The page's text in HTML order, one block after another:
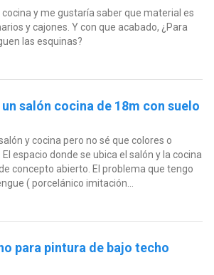
y me gustaría saber que material es
y cajones. Y con que acabado, ¿Para
las esquinas?
salón cocina de 18m con suelo
y cocina pero no sé que colores o
espacio donde se ubica el salón y la cocina
concepto abierto. El problema que tengo
( porcelánico imitación...
para pintura de bajo techo